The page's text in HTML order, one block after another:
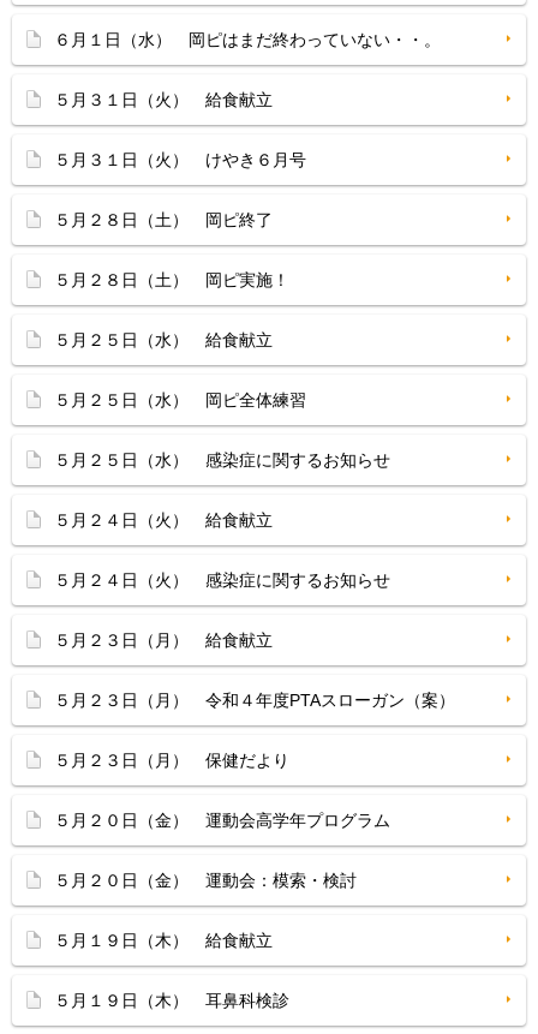
６月１日（水） 岡ピはまだ終わっていない・・。
５月３１日（火） 給食献立
５月３１日（火） けやき６月号
５月２８日（土） 岡ピ終了
５月２８日（土） 岡ピ実施！
５月２５日（水） 給食献立
５月２５日（水） 岡ピ全体練習
５月２５日（水） 感染症に関するお知らせ
５月２４日（火） 給食献立
５月２４日（火） 感染症に関するお知らせ
５月２３日（月） 給食献立
５月２３日（月） 令和４年度PTAスローガン（案）
５月２３日（月） 保健だより
５月２０日（金） 運動会高学年プログラム
５月２０日（金） 運動会：模索・検討
５月１９日（木） 給食献立
５月１９日（木） 耳鼻科検診